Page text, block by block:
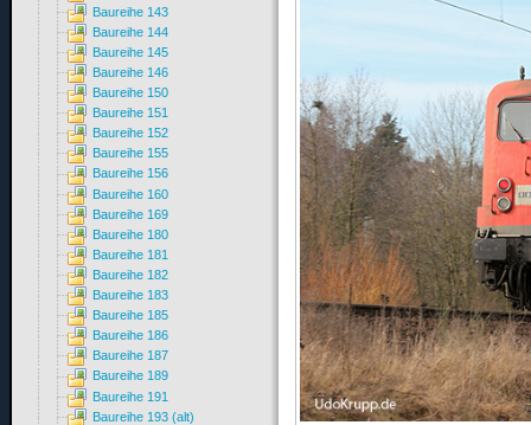
Baureihe 143
Baureihe 144
Baureihe 145
Baureihe 146
Baureihe 150
Baureihe 151
Baureihe 152
Baureihe 155
Baureihe 156
Baureihe 160
Baureihe 169
Baureihe 180
Baureihe 181
Baureihe 182
Baureihe 183
Baureihe 185
Baureihe 186
Baureihe 187
Baureihe 189
Baureihe 191
Baureihe 193 (alt)